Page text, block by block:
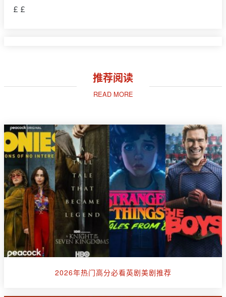
￡￡
推荐阅读
READ MORE
2026年热门高分必看英剧美剧推荐